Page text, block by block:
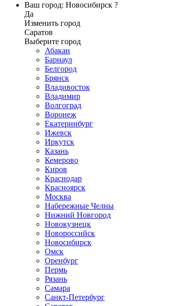
Ваш город: Новосибирск ?
Да
Изменить город
Саратов
Выберите город
Абакан
Барнаул
Белгород
Брянск
Владивосток
Владимир
Волгоград
Воронеж
Екатеринбург
Ижевск
Иркутск
Казань
Кемерово
Киров
Краснодар
Красноярск
Москва
Набережные Челны
Нижний Новгород
Новокузнецк
Новороссийск
Новосибирск
Омск
Оренбург
Пермь
Рязань
Самара
Санкт-Петербург